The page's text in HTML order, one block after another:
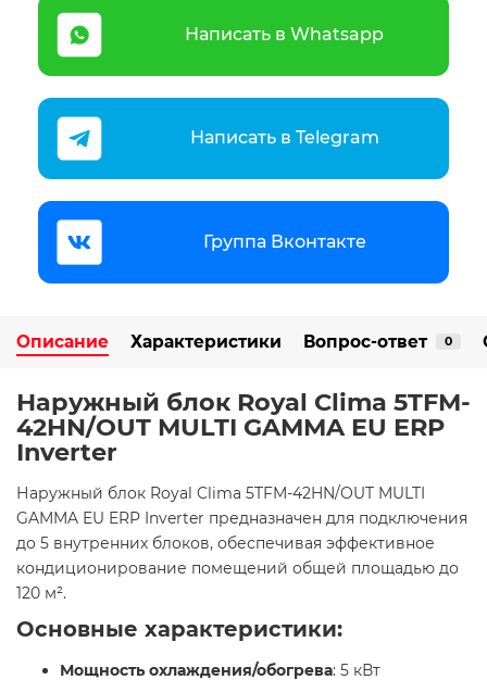
Написать в Whatsapp
Написать в Telegram
Группа Вконтакте
Описание Характеристики Вопрос-ответ 0
Наружный блок Royal Clima 5TFM-
42HN/OUT MULTI GAMMA EU ERP
Inverter
Наружный блок Royal Clima 5TFM-42HN/OUT MULTI
GAMMA EU ERP Inverter предназначен для подключения
до 5 внутренних блоков, обеспечивая эффективное
кондиционирование помещений общей площадью до
120 м².​
Основные характеристики:
Мощность охлаждения/обогрева: 5 кВт